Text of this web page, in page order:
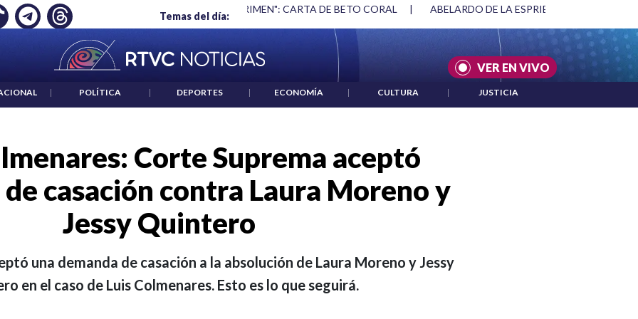
Temas del día:
UN CRIMEN": CARTA DE BETO CORAL ABELARDO DE LA ESPRIELLA Y DMG | ACUERDOS ENTRE ESTADOS UNIDOS E
VER EN VIVO
| POLÍTICA | DEPORTES | ECONOMÍA | CULTURA | JUSTICIA
Corte Suprema aceptó
casación contra Laura Moreno y
Jessy Quintero
una demanda de casación a la absolución de Laura Moreno y Jessy
en el caso de Luis Colmenares. Esto es lo que seguirá.